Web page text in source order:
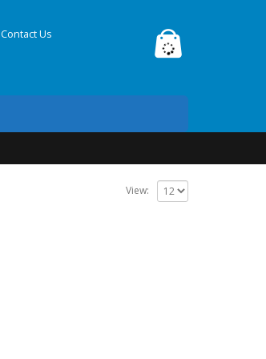
Contact Us
View: